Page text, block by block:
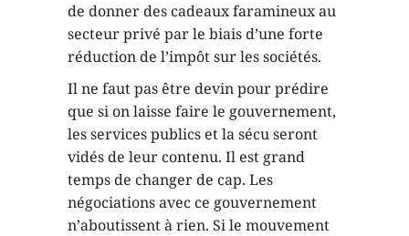
de donner des cadeaux faramineux au
secteur privé par le biais d’une forte
réduction de l’impôt sur les sociétés.
Il ne faut pas être devin pour prédire
que si on laisse faire le gouvernement,
les services publics et la sécu seront
vidés de leur contenu. Il est grand
temps de changer de cap. Les
négociations avec ce gouvernement
n’aboutissent à rien. Si le mouvement